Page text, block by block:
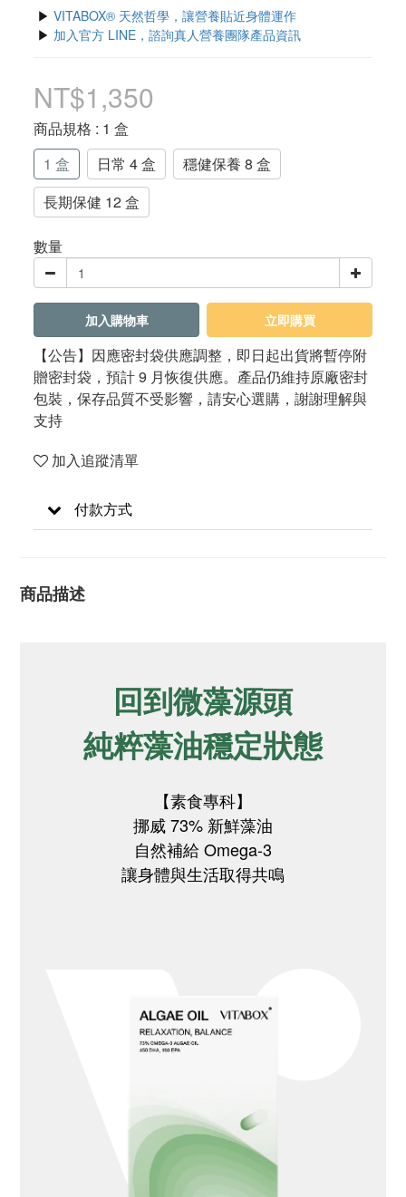
▶ VITABOX® 天然哲學，讓營養貼近身體運作
▶ 加入官方 LINE，諮詢真人營養團隊產品資訊
NT$1,350
商品規格 : 1 盒
1 盒
日常 4 盒
穩健保養 8 盒
長期保健 12 盒
數量
加入購物車 立即購買
【公告】因應密封袋供應調整，即日起出貨將暫停附
贈密封袋，預計 9 月恢復供應。產品仍維持原廠密封
包裝，保存品質不受影響，請安心選購，謝謝理解與
支持
加入追蹤清單
付款方式
商品描述
回到微藻源頭
純粹藻油穩定狀態
【素食專科】
挪威 73% 新鮮藻油
自然補給 Omega-3
讓身體與生活取得共鳴